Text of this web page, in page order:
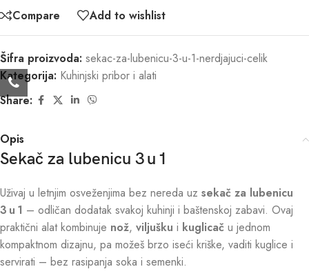
Compare
Add to wishlist
Šifra proizvoda: sekac-za-lubenicu-3-u-1-nerdjajuci-celik
Kategorija: Kuhinjski pribor i alati
Share:
Opis
Sekač za lubenicu 3 u 1
Uživaj u letnjim osveženjima bez nereda uz sekač za lubenicu
3 u 1 – odličan dodatak svakoj kuhinji i baštenskoj zabavi. Ovaj
praktični alat kombinuje nož, viljušku i kuglicač u jednom
kompaktnom dizajnu, pa možeš brzo iseći kriške, vaditi kuglice i
servirati – bez rasipanja soka i semenki.